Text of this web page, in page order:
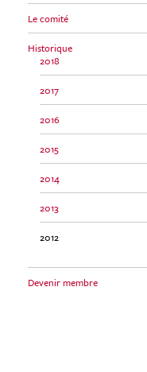
êtes
Le comité
Historique
2018
2017
2016
2015
2014
2013
2012
Devenir membre